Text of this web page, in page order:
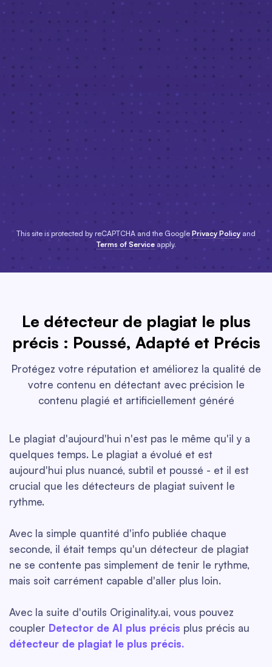
This site is protected by reCAPTCHA and the Google Privacy Policy and
Terms of Serviceapply.
Le détecteur de plagiat le plus
précis : Poussé, Adapté et Précis
Protégez votre réputation et améliorez la qualité de
votre contenu en détectant avec précision le
contenu plagié et artificiellement généré
Le plagiat d'aujourd'hui n'est pas le même qu'il y a
quelques temps. Le plagiat a évolué et est
aujourd'hui plus nuancé, subtil et poussé - et il est
crucial que les détecteurs de plagiat suivent le
rythme.
Avec la simple quantité d'info publiée chaque
seconde, il était temps qu'un détecteur de plagiat
ne se contente pas simplement de tenir le rythme,
mais soit carrément capable d'aller plus loin.
Avec la suite d'outils Originality.ai, vous pouvez
coupler Detector de AI plus précis plus précis au
détecteur de plagiat le plus précis.